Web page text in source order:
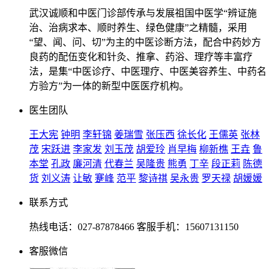
武汉诚顺和中医门诊部传承与发展祖国中医学“辨证施
治、治病求本、顺时养生、绿色健康”之精髓，采用
“望、闻、问、切”为主的中医诊断方法，配合中药妙方
良药的配伍变化和针灸、推拿、药浴、理疗等丰富疗
法，是集“中医诊疗、中医理疗、中医美容养生、中药名
方验方”为一体的新型中医医疗机构。
医生团队
王大宪 钟明 李轩锦 姜瑞雪 张压西 徐长化 王儒英 张林
茂 宋跃进 李家发 刘玉茂 胡爱玲 肖早梅 柳新樵 王垚 鲁
本堂 孔政 廉河清 代春兰 吴隆贵 熊勇 丁辛 段正莉 陈德
货 刘义涛 让敏 蹇峰 范平 黎诗祺 吴永贵 罗天禄 胡媛媛
联系方式
热线电话：027-87878466 客服手机：15607131150
客服微信